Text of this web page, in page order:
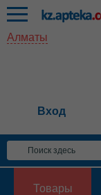
Алматы
Вход
Товары